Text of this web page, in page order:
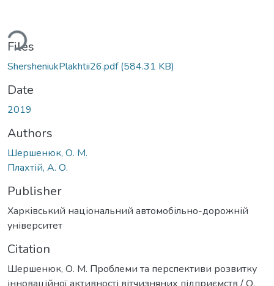
Files
ShersheniukPlakhtii26.pdf(584.31 KB)
Date
2019
Authors
Шершенюк, О. М.
Плахтій, А. О.
Publisher
Харківський національний автомобільно-дорожній
університет
Citation
Шершенюк, О. М. Проблеми та перспективи розвитку